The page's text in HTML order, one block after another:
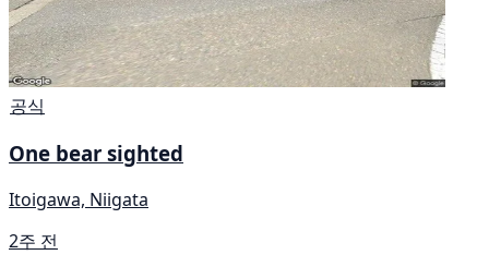
공식
One bear sighted
Itoigawa, Niigata
2주 전